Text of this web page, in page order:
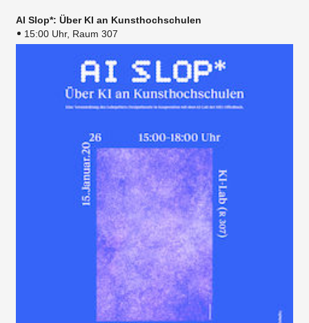
AI Slop*: Über KI an Kunsthochschulen
15:00 Uhr, Raum 307